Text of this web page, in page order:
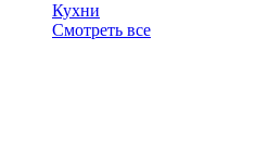
Кухни
Смотреть все